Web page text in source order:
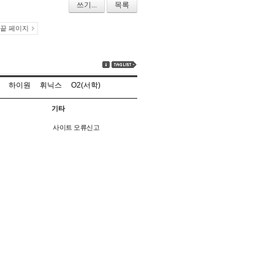
쓰기... 목록
끝 페이지
하이원 휘닉스 O2(서학)
기타
사이트 오류신고